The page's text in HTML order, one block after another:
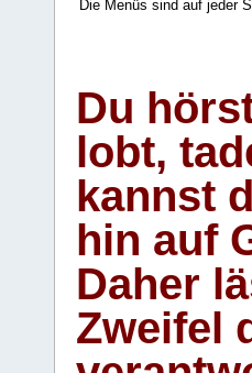
Die Menüs sind auf jeder
Du
lobt,
kannst
hin auf
Daher
Zweifel